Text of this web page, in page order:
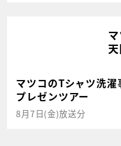
マツコのTシャツ洗
プレゼンツアー
8月7日(金)放送分